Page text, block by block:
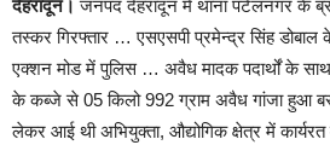
देहरादून। जनपद देहरादून में थाना पटेलनगर के
तस्कर गिरफ्तार … एसएसपी प्रमेन्द्र सिंह डोबाल
एक्शन मोड में पुलिस … अवैध मादक पदार्थों के
के कब्जे से 05 किलो 992 ग्राम अवैध गांजा हुआ
लेकर आई थी अभियुक्ता, औद्योगिक क्षेत्र में